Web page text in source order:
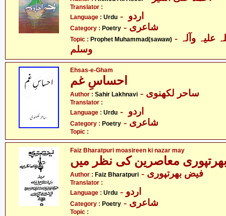
Translator :
Language : Urdu
Category : Poetry - شاعری
Topic : Prophet Muhammad(sawaw) - حضرت محمد صلی اللہ علیہ وآلہ
وسلم
Ehsas-e-Gham
احساسِ غم
Author : Sahir Lakhnavi - ساحر لکھنوی
Translator :
Language : Urdu
Category : Poetry - شاعری
Topic :
Faiz Bharatpuri moasireen ki nazar may
معاصرین کی نظر میں
Author : Faiz Bharatpuri - فیض بھرتپوری
Translator :
Language : Urdu - اردو
Category : Poetry - شاعری
Topic :